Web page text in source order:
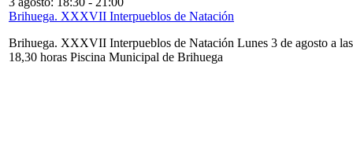
Brihuega. XXXVII Interpueblos de Natación
Brihuega. XXXVII Interpueblos de Natación Lunes 3 de agosto a las
18,30 horas Piscina Municipal de Brihuega